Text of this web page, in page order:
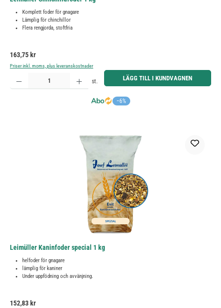
Komplett foder för gnagare
Lämplig för chinchillor
Flera rengjorda, stoftfria
Ordinarie pris:
163,75 kr
Priser inkl. moms, plus leveranskostnader
−6%
Produktkvantitet: Ange önskat belopp eller använd knapparna för att öka eller minska kvantiteten.
st. LÄGG TILL I KUNDVAGNEN
Leimüller Kaninfoder special 1 kg
helfoder för gnagare
lämplig för kaniner
Under uppfödning och avvänjning.
Ordinarie pris:
152,83 kr